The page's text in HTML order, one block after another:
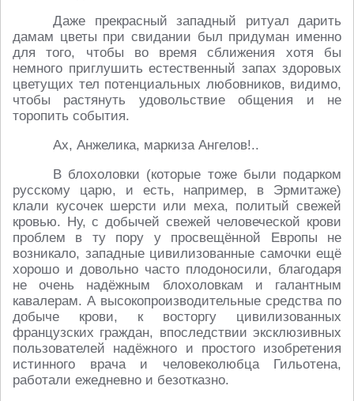
Даже прекрасный западный ритуал дарить
дамам цветы при свидании был придуман именно
для того, чтобы во время сближения хотя бы
немного приглушить естественный запах здоровых
цветущих тел потенциальных любовников, видимо,
чтобы растянуть удовольствие общения и не
торопить события.
Ах, Анжелика, маркиза Ангелов!..
В блохоловки (которые тоже были подарком
русскому царю, и есть, например, в Эрмитаже)
клали кусочек шерсти или меха, политый свежей
кровью. Ну, с добычей свежей человеческой крови
проблем в ту пору у просвещённой Европы не
возникало, западные цивилизованные самочки ещё
хорошо и довольно часто плодоносили, благодаря
не очень надёжным блохоловкам и галантным
кавалерам. А высокопроизводительные средства по
добыче крови, к восторгу цивилизованных
французских граждан, впоследствии эксклюзивных
пользователей надёжного и простого изобретения
истинного врача и человеколюбца Гильотена,
работали ежедневно и безотказно.